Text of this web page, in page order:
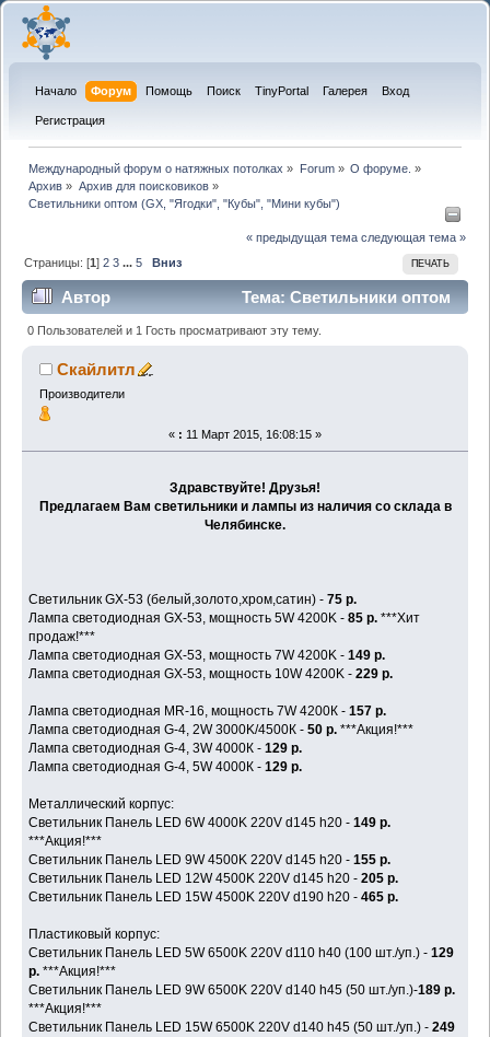
Начало Форум Помощь Поиск TinyPortal Галерея Вход
Регистрация
Международный форум о натяжных потолках » Forum» О форуме. »
Архив » Архив для поисковиков»
Светильники оптом (GX, "Ягодки", "Кубы", "Мини кубы")
« предыдущая тема следующая тема »
ПЕЧАТЬ
Страницы: [1]2 3 ...5 Вниз
Автор
Тема: Светильники оптом
(GX, "Ягодки", "Кубы", "Мини кубы") (Прочитано
43973 раз)
0 Пользователей и 1 Гость просматривают эту тему.
Скайлитл
Производители
« : 11 Март 2015, 16:08:15 »
Здравствуйте! Друзья!
Предлагаем Вам светильники и лампы из наличия со склада в
Челябинске.
Светильник GX-53 (белый,золото,хром,сатин) -75 р.
Лампа светодиодная GX-53, мощность 5W 4200K -85 р. ***Хит
продаж!***
Лампа светодиодная GX-53, мощность 7W 4200K -149 р.
Лампа светодиодная GX-53, мощность 10W 4200K - 229 р.
Лампа светодиодная MR-16, мощность 7W 4200К -157 р.
Лампа светодиодная G-4, 2W 3000K/4500К -50 р. ***Акция!***
Лампа светодиодная G-4, 3W 4000К -129 р.
Лампа светодиодная G-4, 5W 4000К -129 р.
Металлический корпус:
Светильник Панель LED 6W 4000K 220V d145 h20 -149 р.
***Акция!***
Светильник Панель LED 9W 4500K 220V d145 h20 -155 р.
Светильник Панель LED 12W 4500K 220V d145 h20 -205 р.
Светильник Панель LED 15W 4500K 220V d190 h20 -465 р.
Пластиковый корпус:
Светильник Панель LED 5W 6500K 220V d110 h40 (100 шт./уп.) -129
р. ***Акция!***
Светильник Панель LED 9W 6500K 220V d140 h45 (50 шт./уп.)-189 р.
***Акция!***
Светильник Панель LED 15W 6500K 220V d140 h45 (50 шт./уп.) -249